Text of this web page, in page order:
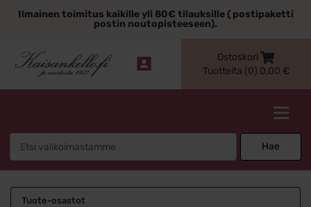
sisältöönIlmainen toimitus kaikille yli 80€ tilauksille ( postipaketti
postin noutopisteeseen).
Ostoskori
Tuotteita (0) 0,00 €
Hae
Tuote-osastot